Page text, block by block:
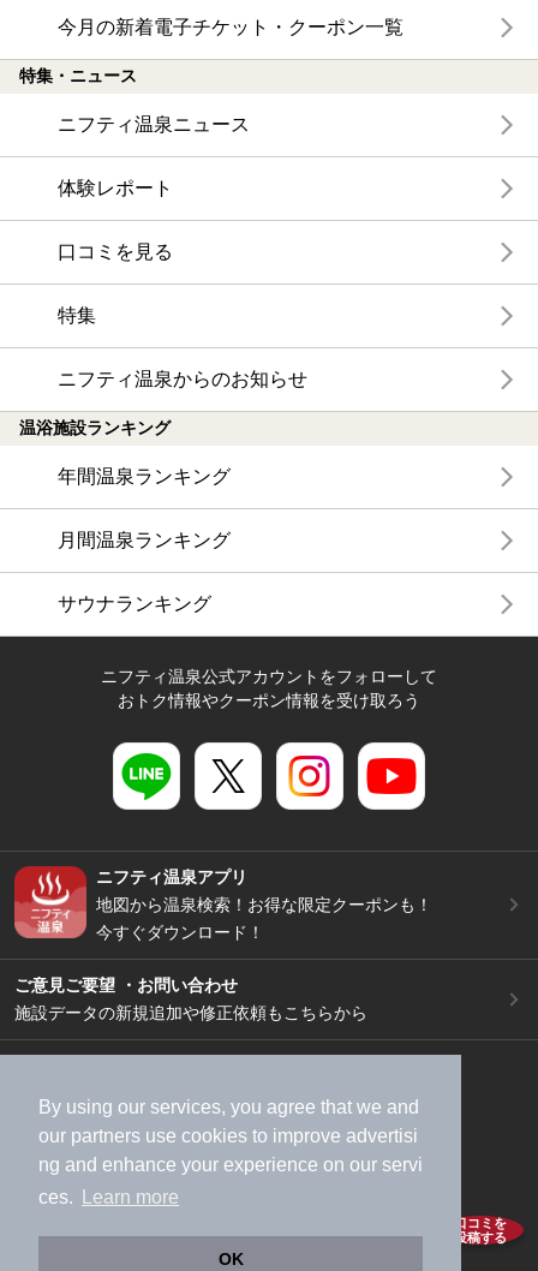
By using our services, you agree that we and
our partners use cookies to improve advertisi
ng and enhance your experience on our servi
ces.
Learn more
OK
口コミを
投稿する
今月の新着電子チケット・クーポン一覧
特集・ニュース
ニフティ温泉ニュース
体験レポート
口コミを見る
特集
ニフティ温泉からのお知らせ
温浴施設ランキング
年間温泉ランキング
月間温泉ランキング
サウナランキング
ニフティ温泉公式アカウントをフォローして
おトク情報やクーポン情報を受け取ろう
ニフティ温泉アプリ
地図から温泉検索！お得な限定クーポンも！
今すぐダウンロード！
ご意見ご要望 ・お問い合わせ
施設データの新規追加や修正依頼もこちらから
加盟店募集（資料請求）
広告出稿のご案内
利用規約
ライフスタイルMEMBERS+規約
特定商取引法に基づく表記
ヘルプ
採用情報
運営会社